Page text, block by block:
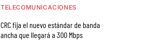
TELECOMUNICACIONES
CRC fija el nuevo estándar de banda
ancha que llegará a 300 Mbps